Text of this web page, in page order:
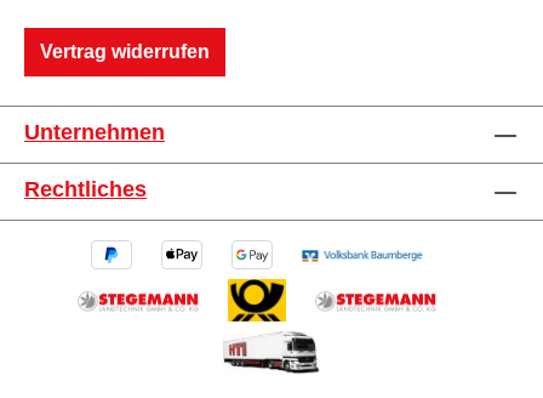
Vertrag widerrufen
Unternehmen
Rechtliches